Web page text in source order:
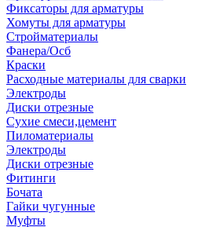
Фиксаторы для арматуры
Хомуты для арматуры
Стройматериалы
Фанера/Осб
Краски
Расходные материалы для сварки
Электроды
Диски отрезные
Сухие смеси,цемент
Пиломатериалы
Электроды
Диски отрезные
Фитинги
Бочата
Гайки чугунные
Муфты